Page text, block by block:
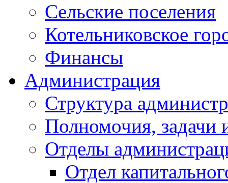
Сельские поселения
Котельниковское
Финансы
Администрация
Структура
Полномочия, задачи
Отделы
Отдел